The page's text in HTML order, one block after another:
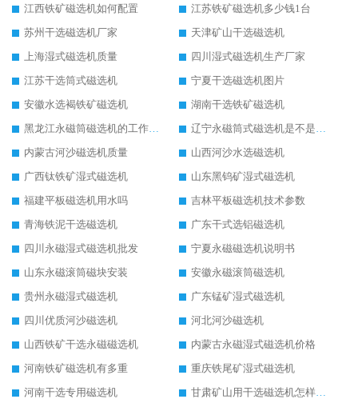
江西铁矿磁选机如何配置
江苏铁矿磁选机多少钱1台
苏州干选磁选机厂家
天津矿山干选磁选机
上海湿式磁选机质量
四川湿式磁选机生产厂家
江苏干选筒式磁选机
宁夏干选磁选机图片
安徽水选褐铁矿磁选机
湖南干选铁矿磁选机
黑龙江永磁筒磁选机的工作原理
辽宁永磁筒式磁选机是不是强磁
内蒙古河沙磁选机质量
山西河沙水选磁选机
广西钛铁矿湿式磁选机
山东黑钨矿湿式磁选机
福建平板磁选机用水吗
吉林平板磁选机技术参数
青海铁泥干选磁选机
广东干式选铝磁选机
四川永磁湿式磁选机批发
宁夏永磁磁选机说明书
山东永磁滚筒磁块安装
安徽永磁滚筒磁选机
贵州永磁湿式磁选机
广东锰矿湿式磁选机
四川优质河沙磁选机
河北河沙磁选机
山西铁矿干选永磁磁选机
内蒙古永磁湿式磁选机价格
河南铁矿磁选机有多重
重庆铁尾矿湿式磁选机
河南干选专用磁选机
甘肃矿山用干选磁选机怎样调磁